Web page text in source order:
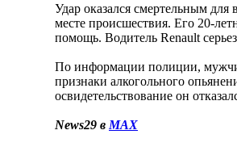
Удар оказался смертельным
месте происшествия. Его 20-
помощь. Водитель Renault
По информации полиции,
признаки алкогольного
освидетельствование он
News29 в MAX